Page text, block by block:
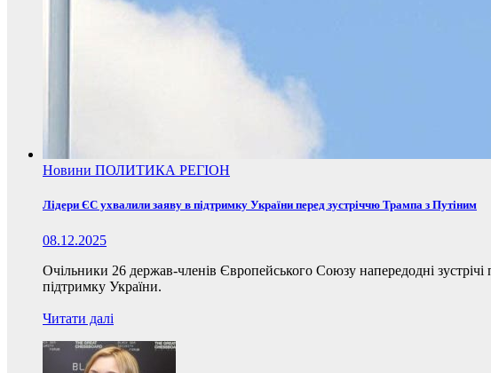
Новини ПОЛИТИКА РЕГІОН
Лідери ЄС ухвалили заяву в підтримку України перед зустріччю Трампа з Путіним
08.12.2025
Очільники 26 держав-членів Європейського Союзу напередодні
підтримку України.
Читати далі